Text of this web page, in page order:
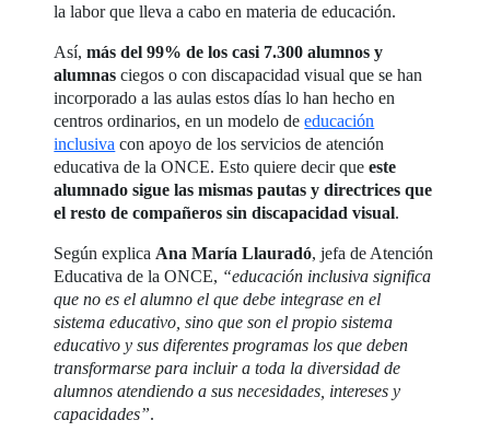
la labor que lleva a cabo en materia de educación.
Así,más del 99% de los casi 7.300 alumnos y
alumnas ciegos o con discapacidad visual que se han
incorporado a las aulas estos días lo han hecho en
centros ordinarios, en un modelo deeducación
inclusiva con apoyo de los servicios de atención
educativa de la ONCE. Esto quiere decir queeste
alumnado sigue las mismas pautas y directrices que
el resto de compañeros sin discapacidad visual.
Según explica Ana María Llauradó, jefa de Atención
Educativa de la ONCE, “educación inclusiva significa
que no es el alumno el que debe integrase en el
sistema educativo, sino que son el propio sistema
educativo y sus diferentes programas los que deben
transformarse para incluir a toda la diversidad de
alumnos atendiendo a sus necesidades, intereses y
capacidades”.